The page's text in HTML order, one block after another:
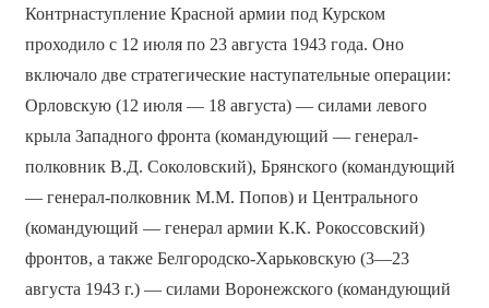
Контрнаступление Красной армии под Курском
проходило с 12 июля по 23 августа 1943 года. Оно
включало две стратегические наступательные операции:
Орловскую (12 июля — 18 августа) — силами левого
крыла Западного фронта (командующий — генерал-
полковник В.Д. Соколовский), Брянского (командующий
— генерал-полковник М.М. Попов) и Центрального
(командующий — генерал армии К.К. Рокоссовский)
фронтов, а также Белгородско-Харьковскую (3—23
августа 1943 г.) — силами Воронежского (командующий